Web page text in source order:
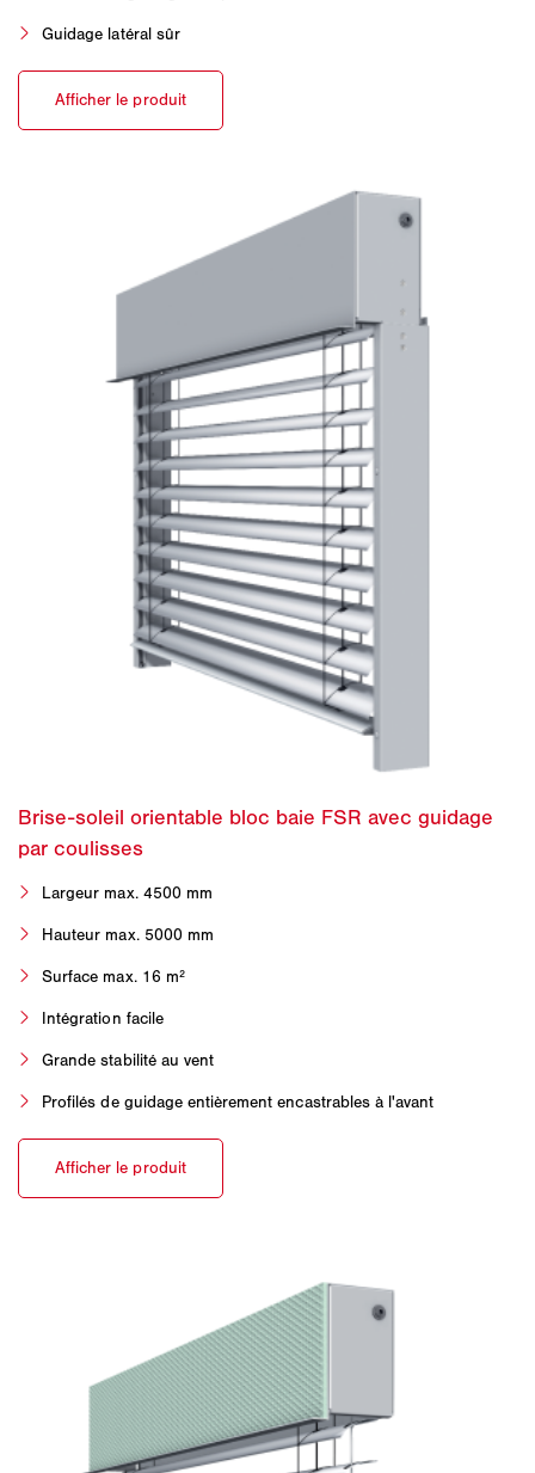
Guidage latéral sûr
Largeur max. 4500 mm
Hauteur max. 5000 mm
Surface max. 16 m²
Intégration facile
Grande stabilité au vent
Profilés de guidage entièrement encastrables à l'avant